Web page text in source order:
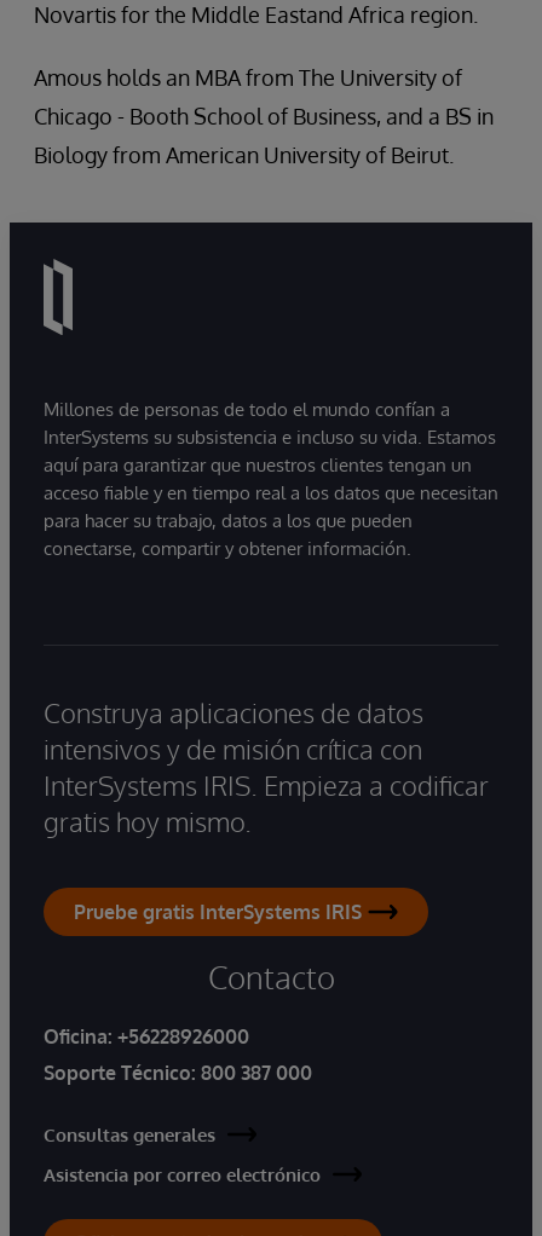
Novartis for the Middle Eastand Africa region.
Amous holds an MBA from The University of
Chicago - Booth School of Business, and a BS in
Biology from American University of Beirut.
Millones de personas de todo el mundo confían a
InterSystems su subsistencia e incluso su vida. Estamos
aquí para garantizar que nuestros clientes tengan un
acceso fiable y en tiempo real a los datos que necesitan
para hacer su trabajo, datos a los que pueden
conectarse, compartir y obtener información.
Construya aplicaciones de datos
intensivos y de misión crítica con
InterSystems IRIS. Empieza a codificar
gratis hoy mismo.
Pruebe gratis InterSystems IRIS
Contacto
Oficina: +56228926000
Soporte Técnico: 800 387 000
Consultas generales
Asistencia por correo electrónico